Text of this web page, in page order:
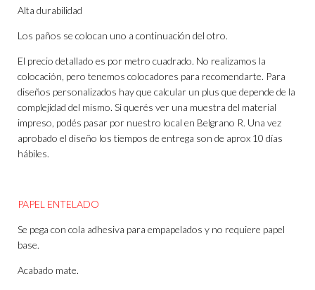
Alta durabilidad
Los paños se colocan uno a continuación del otro.
El precio detallado es por metro cuadrado. No realizamos la
colocación, pero tenemos colocadores para recomendarte. Para
diseños personalizados hay que calcular un plus que depende de la
complejidad del mismo. Si querés ver una muestra del material
impreso, podés pasar por nuestro local en Belgrano R. Una vez
aprobado el diseño los tiempos de entrega son de aprox 10 días
hábiles.
PAPEL ENTELADO
Se pega con cola adhesiva para empapelados y no requiere papel
base.
Acabado mate.